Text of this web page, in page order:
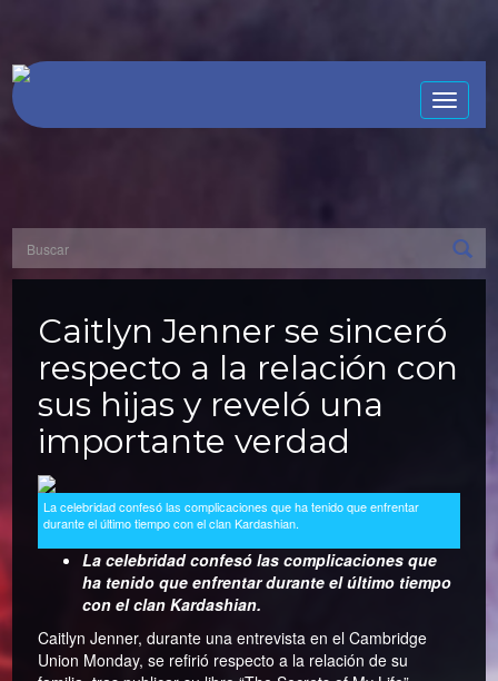
Toggle
Caitlyn Jenner se sinceró
respecto a la relación con
sus hijas y reveló una
importante verdad
La celebridad confesó las complicaciones que ha tenido que enfrentar
durante el último tiempo con el clan Kardashian.
La celebridad confesó las complicaciones que
ha tenido que enfrentar durante el último tiempo
con el clan Kardashian.
Caitlyn Jenner, durante una entrevista en el Cambridge
Union Monday, se refirió respecto a la relación de su